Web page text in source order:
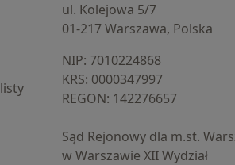
ul. Kolejowa 5/7
01-217 Warszawa, Polska
NIP: ⁠7010224868
KRS: ⁠0000347997
REGON: ⁠142276657
Sąd Rejonowy dla m.st.
w Warszawie XII Wydział